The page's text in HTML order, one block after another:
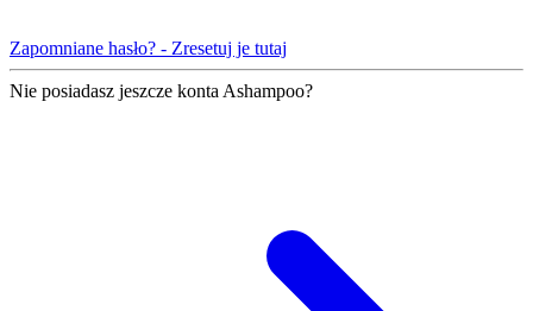
Zapomniane hasło? - Zresetuj je tutaj
Nie posiadasz jeszcze konta Ashampoo?